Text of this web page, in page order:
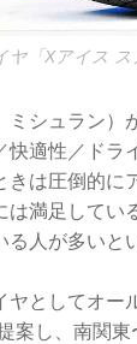
「Xアイス ス
ミシュラン
適性／ドラ
きは圧倒的
は満足して
人が多いと
ヤとしてオー
案し、南関